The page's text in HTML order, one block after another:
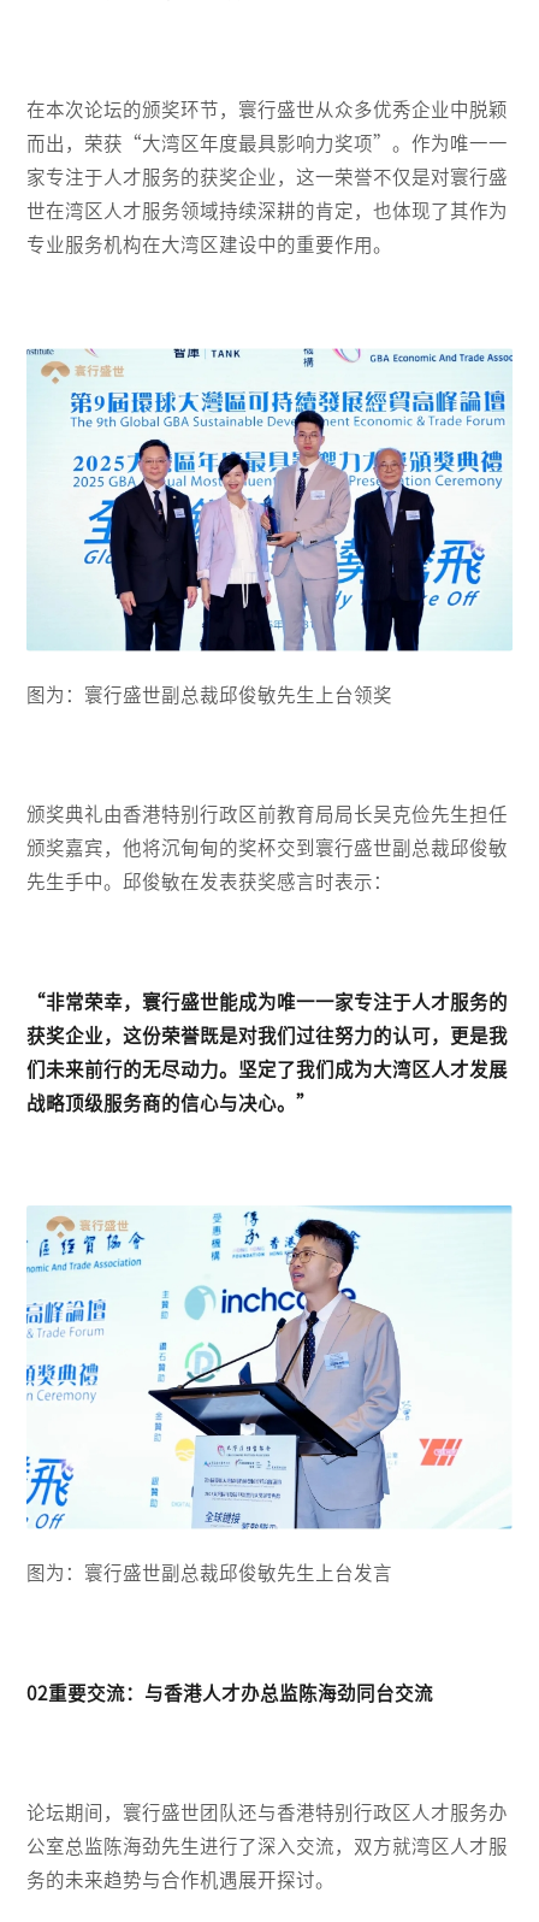
在本次论坛的颁奖环节，寰行盛世从众多优秀企业中脱颖
而出，荣获“大湾区年度最具影响力奖项”。作为唯一一
家专注于人才服务的获奖企业，这一荣誉不仅是对寰行盛
世在湾区人才服务领域持续深耕的肯定，也体现了其作为
专业服务机构在大湾区建设中的重要作用。
图为：寰行盛世副总裁邱俊敏先生上台领奖
颁奖典礼由香港特别行政区前教育局局长吴克俭先生担任
颁奖嘉宾，他将沉甸甸的奖杯交到寰行盛世副总裁邱俊敏
先生手中。邱俊敏在发表获奖感言时表示：
“非常荣幸，寰行盛世能成为唯一一家专注于人才服务的
获奖企业，这份荣誉既是对我们过往努力的认可，更是我
们未来前行的无尽动力。坚定了我们成为大湾区人才发展
战略顶级服务商的信心与决心。”
图为：寰行盛世副总裁邱俊敏先生上台发言
02重要交流：与香港人才办总监陈海劲同台交流
论坛期间，寰行盛世团队还与香港特别行政区人才服务办
公室总监陈海劲先生进行了深入交流，双方就湾区人才服
务的未来趋势与合作机遇展开探讨。